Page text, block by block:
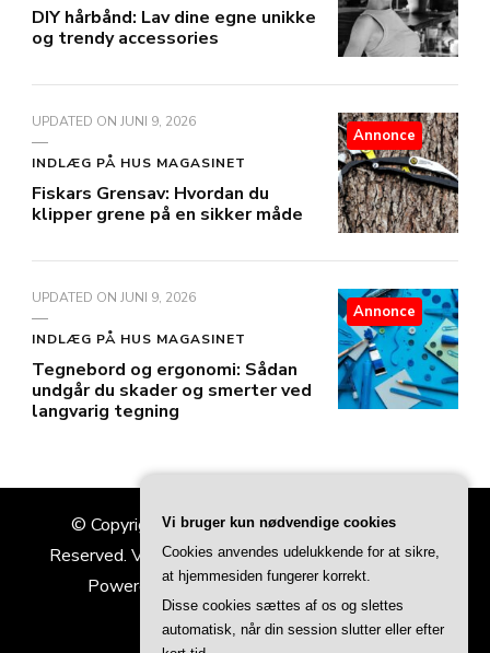
DIY hårbånd: Lav dine egne unikke
og trendy accessories
UPDATED ON JUNI 9, 2026
INDLÆG PÅ HUS MAGASINET
Fiskars Grensav: Hvordan du
klipper grene på en sikker måde
Annonce
UPDATED ON JUNI 9, 2026
INDLÆG PÅ HUS MAGASINET
Tegnebord og ergonomi: Sådan
undgår du skader og smerter ved
langvarig tegning
Annonce
© Copyright 2026Hus Magasinet. All Rights
Reserved. Vilva | Developed ByBlossom Themes.
Powered byWordPress.Privatlivspolitik
Vi bruger kun nødvendige cookies
Cookies anvendes udelukkende for at sikre,
at hjemmesiden fungerer korrekt.
Disse cookies sættes af os og slettes
automatisk, når din session slutter eller efter